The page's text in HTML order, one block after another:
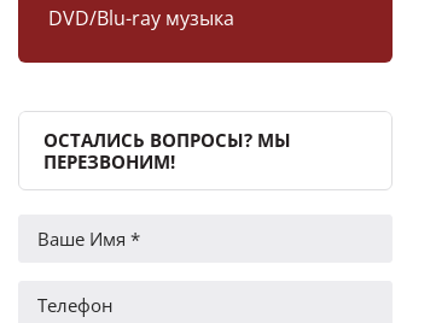
DVD/Blu-ray музыка
ОСТАЛИСЬ ВОПРОСЫ? МЫ
ПЕРЕЗВОНИМ!